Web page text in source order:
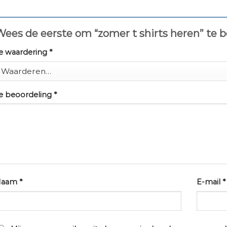
de eerste om “zomer t shirts heren” te
waardering *
beoordeling *
* E-mail*